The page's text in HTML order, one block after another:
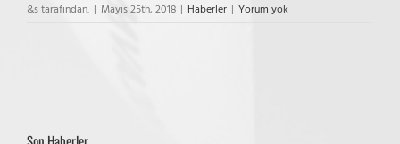
&s tarafından. | Mayıs 25th, 2018 | Haberler | Yorum yok